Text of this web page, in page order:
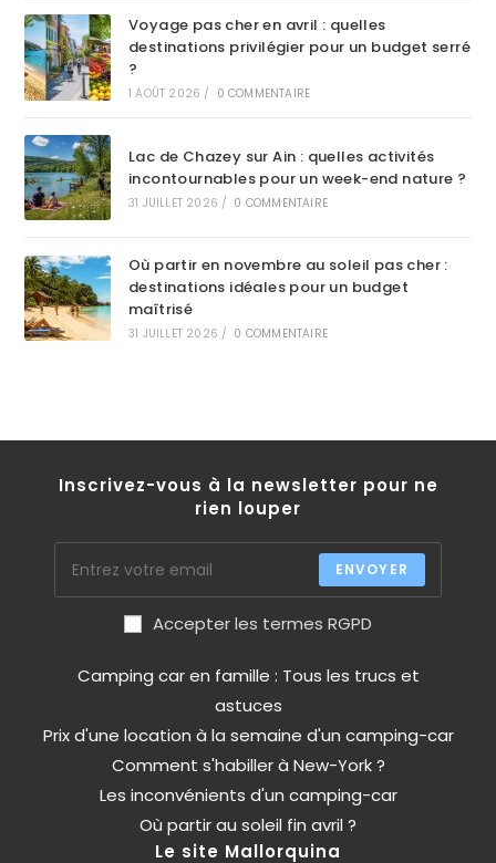
Voyage pas cher en avril : quelles
destinations privilégier pour un budget serré
?
1 AOÛT 2026 / 0 COMMENTAIRE
Lac de Chazey sur Ain : quelles activités
incontournables pour un week-end nature ?
31 JUILLET 2026 / 0 COMMENTAIRE
Où partir en novembre au soleil pas cher :
destinations idéales pour un budget
maîtrisé
31 JUILLET 2026 / 0 COMMENTAIRE
Inscrivez-vous à la newsletter pour ne
rien louper
ENVOYER
Accepter les termes RGPD
Camping car en famille : Tous les trucs et
astuces
Prix d'une location à la semaine d'un camping-car
Comment s'habiller à New-York ?
Les inconvénients d'un camping-car
Où partir au soleil fin avril ?
Le site Mallorquina